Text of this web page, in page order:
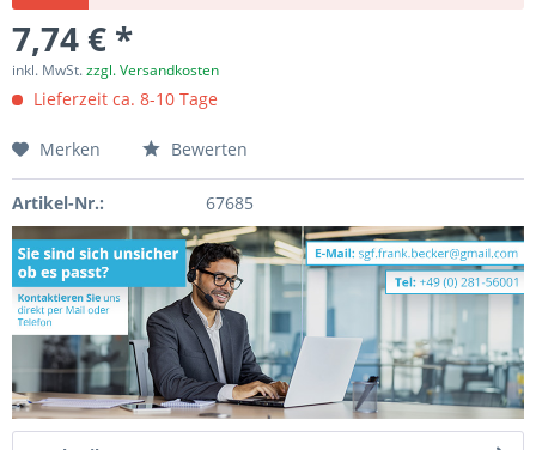
7,74 € *
inkl. MwSt.zzgl. Versandkosten
Lieferzeit ca. 8-10 Tage
Merken Bewerten
Artikel-Nr.: 67685